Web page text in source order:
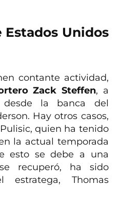
Estados Unidos
contante actividad,
Zack Steffen, a
la banca del
Hay otros casos,
quien ha tenido
la actual temporada
esto se debe a una
recuperó, ha sido
estratega, Thomas